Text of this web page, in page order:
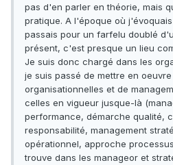
pas d'en parler en théorie, mais
pratique. A l'époque où
passais pour un farfelu doublé
présent, c'est presque un lieu
Je suis donc chargé dans les
je suis passé de mettre en
organisationnelles et de
celles en vigueur jusque-là
performance, démarche qualité,
responsabilité, management
opérationnel, approche
trouve dans les manageor et